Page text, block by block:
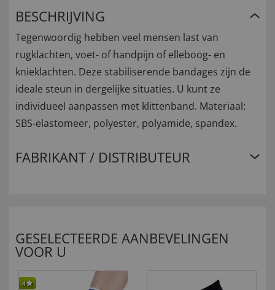
BESCHRIJVING
Tegenwoordig hebben veel mensen last van
rugklachten, voet- of handpijn of elleboog- en
knieklachten. Deze stabiliserende bandages zijn de
ideale steun in dergelijke situaties. U kunt ze
individueel aanpassen met klittenband. Materiaal:
SBS-elastomeer, polyester, polyamide, spandex.
FABRIKANT / DISTRIBUTEUR
GESELECTEERDE AANBEVELINGEN
VOOR U
4